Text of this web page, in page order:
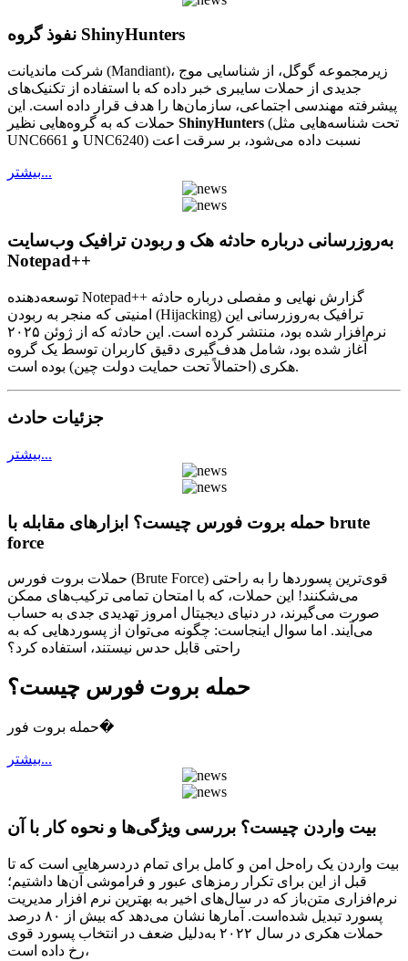
نفوذ گروه ShinyHunters
شرکت ماندیانت (Mandiant)، زیرمجموعه گوگل، از شناسایی موج
جدیدی از حملات سایبری خبر داده که با استفاده از تکنیک‌های
پیشرفته مهندسی اجتماعی، سازمان‌ها را هدف قرار داده است. این
ShinyHunters (تحت شناسه‌هایی مثل
UNC6661 و UNC6240) نسبت داده می‌شود، بر سرقت اعت
بيشتر...
به‌روزرسانی درباره حادثه هک و ربودن ترافیک وب‌سایت
Notepad++
توسعه‌دهنده Notepad++ گزارش نهایی و مفصلی درباره حادثه
امنیتی که منجر به ربودن (Hijacking) ترافیک به‌روزرسانی این
نرم‌افزار شده بود، منتشر کرده است. این حادثه که از ژوئن ۲۰۲۵
آغاز شده بود، شامل هدف‌گیری دقیق کاربران توسط یک گروه
هکری (احتمالاً تحت حمایت دولت چین) بوده است.
جزئیات حادث
بيشتر...
حمله بروت فورس چیست؟ ابزارهای مقابله با brute
force
حملات بروت فورس (Brute Force) قوی‌ترین پسوردها را به راحتی
می‌شکنند! این حملات، که با امتحان تمامی ترکیب‌های ممکن
صورت می‌گیرند، در دنیای دیجیتال امروز تهدیدی جدی به حساب
می‌آیند. اما سوال اینجاست: چگونه می‌توان از پسوردهایی که به
حمله بروت فورس چیست؟
حمله بروت فور�
بيشتر...
بیت واردن چیست؟ بررسی ویژگی‌ها و نحوه کار با آن
بیت واردن یک راه‌حل امن و کامل برای تمام دردسرهایی است که تا
قبل از این برای تکرار رمز‌های عبور و فراموشی آن‌ها داشتیم؛
نرم‌افزاری متن‌باز که در سال‌های اخیر به بهترین نرم افزار مدیریت
پسورد تبدیل شده‌است. آمارها نشان می‌دهد که بیش از ۸۰ درصد
حملات هکری در سال ۲۰۲۲ به‌دلیل ضعف در انتخاب پسورد قوی
رخ داده است،